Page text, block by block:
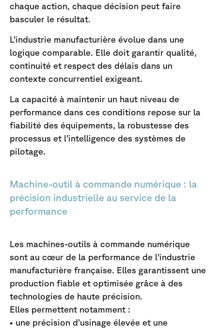
chaque action, chaque décision peut faire
basculer le résultat.
L’industrie manufacturière évolue dans une
logique comparable. Elle doit garantir qualité,
continuité et respect des délais dans un
contexte concurrentiel exigeant.
La capacité à maintenir un haut niveau de
performance dans ces conditions repose sur la
fiabilité des équipements, la robustesse des
processus et l’intelligence des systèmes de
pilotage.
Machine-outil à commande numérique : la
précision industrielle au service de la
performance
Les machines-outils à commande numérique
sont au cœur de la performance de l’industrie
manufacturière française. Elles garantissent une
production fiable et optimisée grâce à des
technologies de haute précision.
Elles permettent notamment :
• une précision d’usinage élevée et une